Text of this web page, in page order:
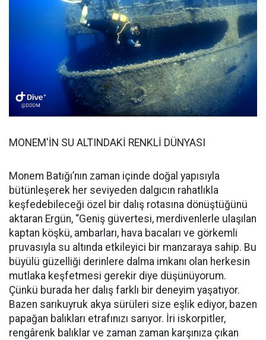
MONEM'İN SU ALTINDAKİ RENKLİ DÜNYASI
Monem Batığı’nın zaman içinde doğal yapısıyla
bütünleşerek her seviyeden dalgıcın rahatlıkla
keşfedebileceği özel bir dalış rotasına dönüştüğünü
aktaran Ergün, “Geniş güvertesi, merdivenlerle ulaşılan
kaptan köşkü, ambarları, hava bacaları ve görkemli
pruvasıyla su altında etkileyici bir manzaraya sahip. Bu
büyülü güzelliği derinlere dalma imkanı olan herkesin
mutlaka keşfetmesi gerekir diye düşünüyorum.
Çünkü burada her dalış farklı bir deneyim yaşatıyor.
Bazen sarıkuyruk akya sürüleri size eşlik ediyor, bazen
papağan balıkları etrafınızı sarıyor. İri iskorpitler,
rengârenk balıklar ve zaman zaman karşınıza çıkan